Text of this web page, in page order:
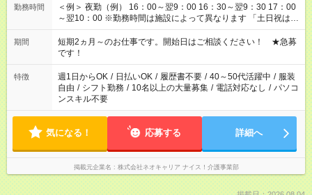
勤務時間
＜例＞ 夜勤（例） 16：00～翌9：00 16：30～翌9：30 17：00
～翌10：00 ※勤務時間は施設によって異なります 「土日祝は休
みたい」 「しっかり稼ぎたい」 「もう少し遅い時間から始めた
い」など ご希望にあったお仕事をご案内いたします。 ※未経験
の方の場合は1～2ヶ月間は日中での仕事を経験いただき、 お
仕事に慣れてからの夜勤になります。 ★家庭の都合でお休みが
必要な場合も遠慮なくご相談ください。
期間
短期2ヵ月～のお仕事です。開始日はご相談ください！ ★急募
です！
特徴 週1日からOK / 日払いOK / 履歴書不要 / 40～50代活躍中 / 服装
自由 / シフト勤務 / 10名以上の大量募集 / 電話対応なし / パソコ
ンスキル不要
気になる！ 応募する 詳細へ
掲載元企業名 株式会社ネオキャリア ナイス！介護事業部